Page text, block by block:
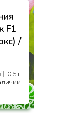
F1
/
0.5 г